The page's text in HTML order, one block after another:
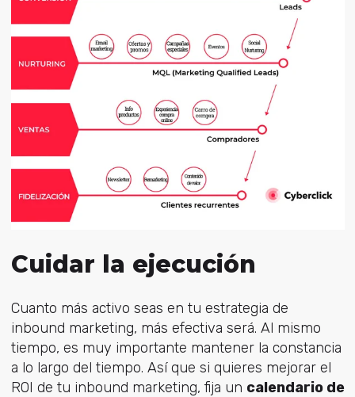
Cuidar la ejecución
Cuanto más activo seas en tu estrategia de
inbound marketing, más efectiva será. Al mismo
tiempo, es muy importante mantener la constancia
a lo largo del tiempo. Así que si quieres mejorar el
ROI de tu inbound marketing, fija un calendario de